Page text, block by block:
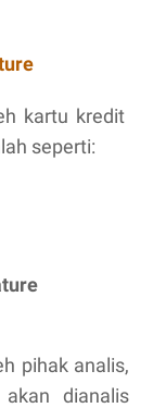
kartu kredit
seperti:
pihak analis,
dianalis